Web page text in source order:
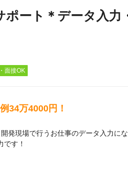
ート＊データ入力
面接OK
34万4000円！
発現場で行うお仕事のデータ入力にな
す！